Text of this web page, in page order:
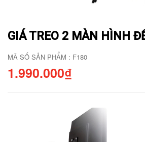
GIÁ TREO 2 MÀN HÌNH
MÃ SỐ SẢN PHẨM : F180
1.990.000₫